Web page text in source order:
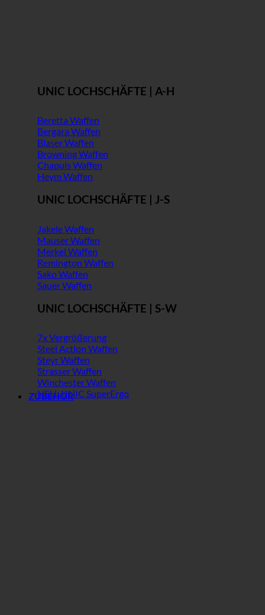
UNIC LOCHSCHÄFTE | A-H
Beretta Waffen
Bergara Waffen
Blaser Waffen
Browning Waffen
Chapuis Waffen
Heym Waffen
UNIC LOCHSCHÄFTE | J-S
Jakele Waffen
Mauser Waffen
Merkel Waffen
Remington Waffen
Sako Waffen
Sauer Waffen
UNIC LOCHSCHÄFTE | S-W
7x Vergrößerung
Steel Action Waffen
Steyr Waffen
Strasser Waffen
Winchester Waffen
NEU: UNIC SuperErgo
ZUBEHÖR